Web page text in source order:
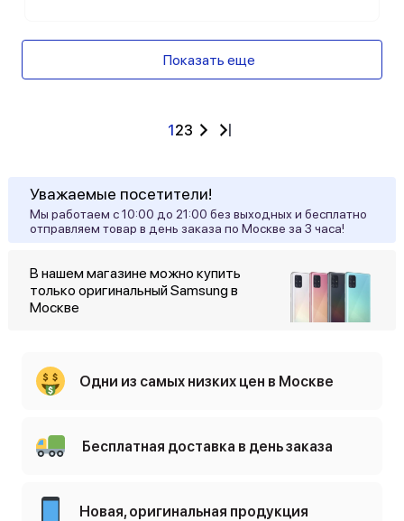
Показать еще
123
Уважаемые посетители!
Мы работаем с 10:00 до 21:00 без выходных и бесплатно
отправляем товар в день заказа по Москве за 3 часа!
В нашем магазине можно купить
только оригинальный Samsung в
Москве
Одни из самых низких цен в Москве
Бесплатная доставка в день заказа
Новая, оригинальная продукция